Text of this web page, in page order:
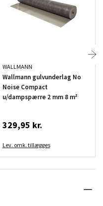
WALLMANN
Wallmann gulvunderlag No
Noise Compact
u/dampspærre 2 mm 8 m²
329,95 kr.
Lev. omk. tillægges